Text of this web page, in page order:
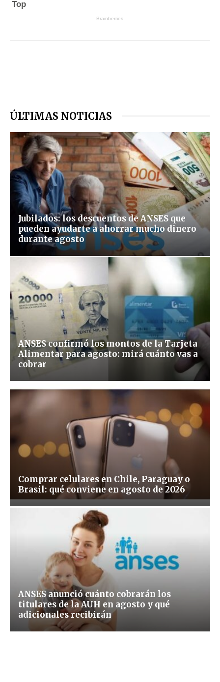
ÚLTIMAS NOTICIAS
Jubilados: los descuentos de ANSES que
pueden ayudarte a ahorrar mucho dinero
durante agosto
ANSES confirmó los montos de la Tarjeta
Alimentar para agosto: mirá cuánto vas a
cobrar
Comprar celulares en Chile, Paraguay o
Brasil: qué conviene en agosto de 2026
ANSES anunció cuánto cobrarán los
titulares de la AUH en agosto y qué
adicionales recibirán